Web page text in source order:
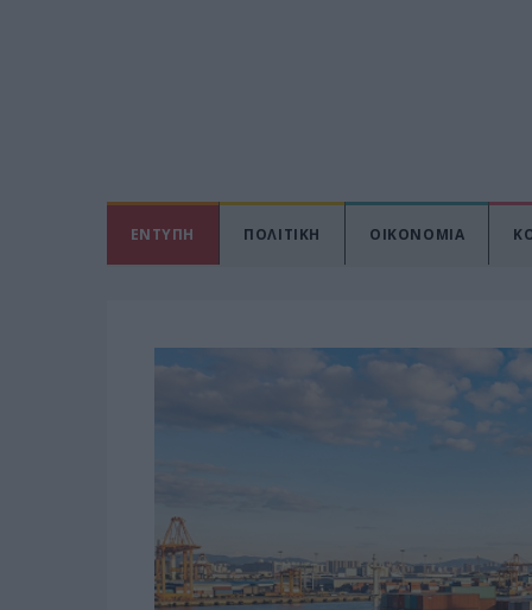
ΕΝΤΥΠΗ ΠΟΛΙΤΙΚΗ ΟΙΚΟΝΟΜΙΑ